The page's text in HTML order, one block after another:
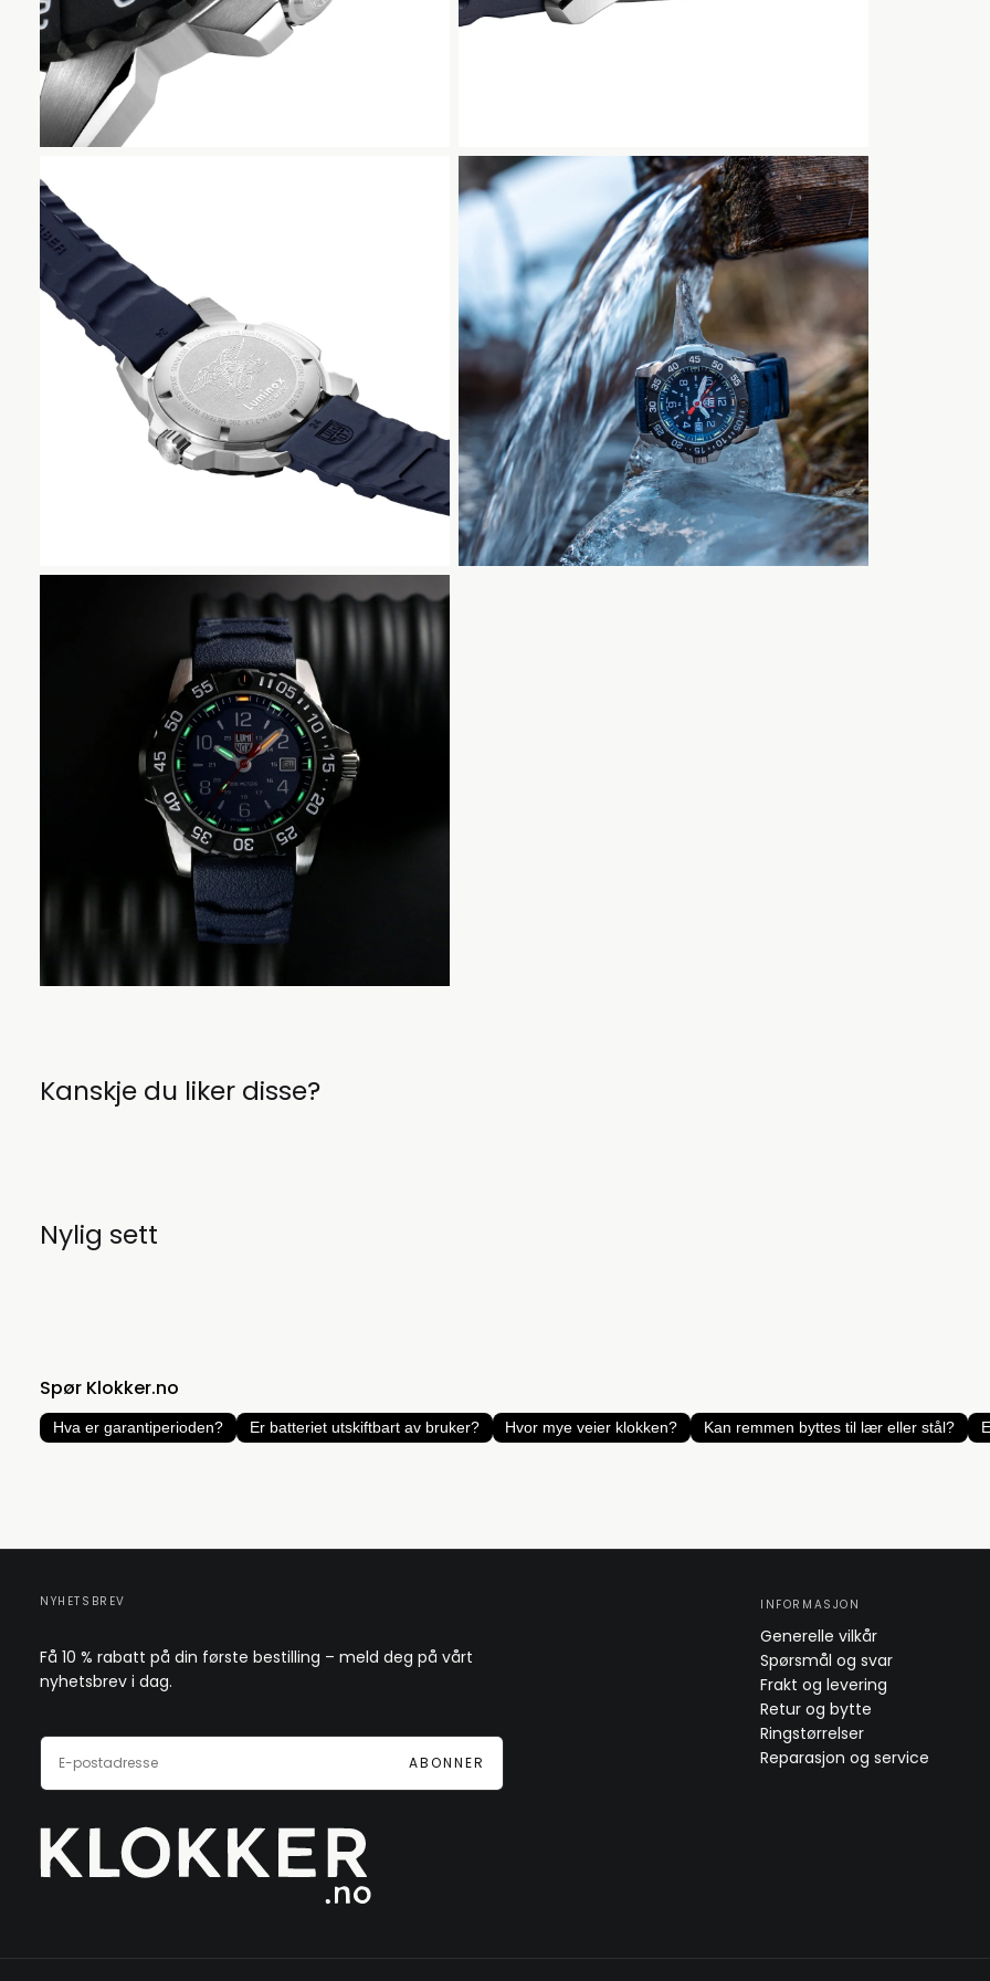
Kanskje du liker disse?
Nylig sett
Spør Klokker.no
Hva er garantiperioden? Er batteriet utskiftbart av bruker? Hvor mye veier klokken? Kan remmen byttes til lær eller stål?
NYHETSBREV
Få 10 % rabatt på din første bestilling – meld deg på vårt
nyhetsbrev i dag.
E-
POST
ABONNER
INFORMASJON
Generelle vilkår
Spørsmål og svar
Frakt og levering
Retur og bytte
Ringstørrelser
Reparasjon og service